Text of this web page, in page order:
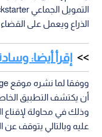
الذراع ويعمل على
إقرأ أيضا:
وذلك في محاولة لإقناع
عليه وبالتالي يتوقف عن